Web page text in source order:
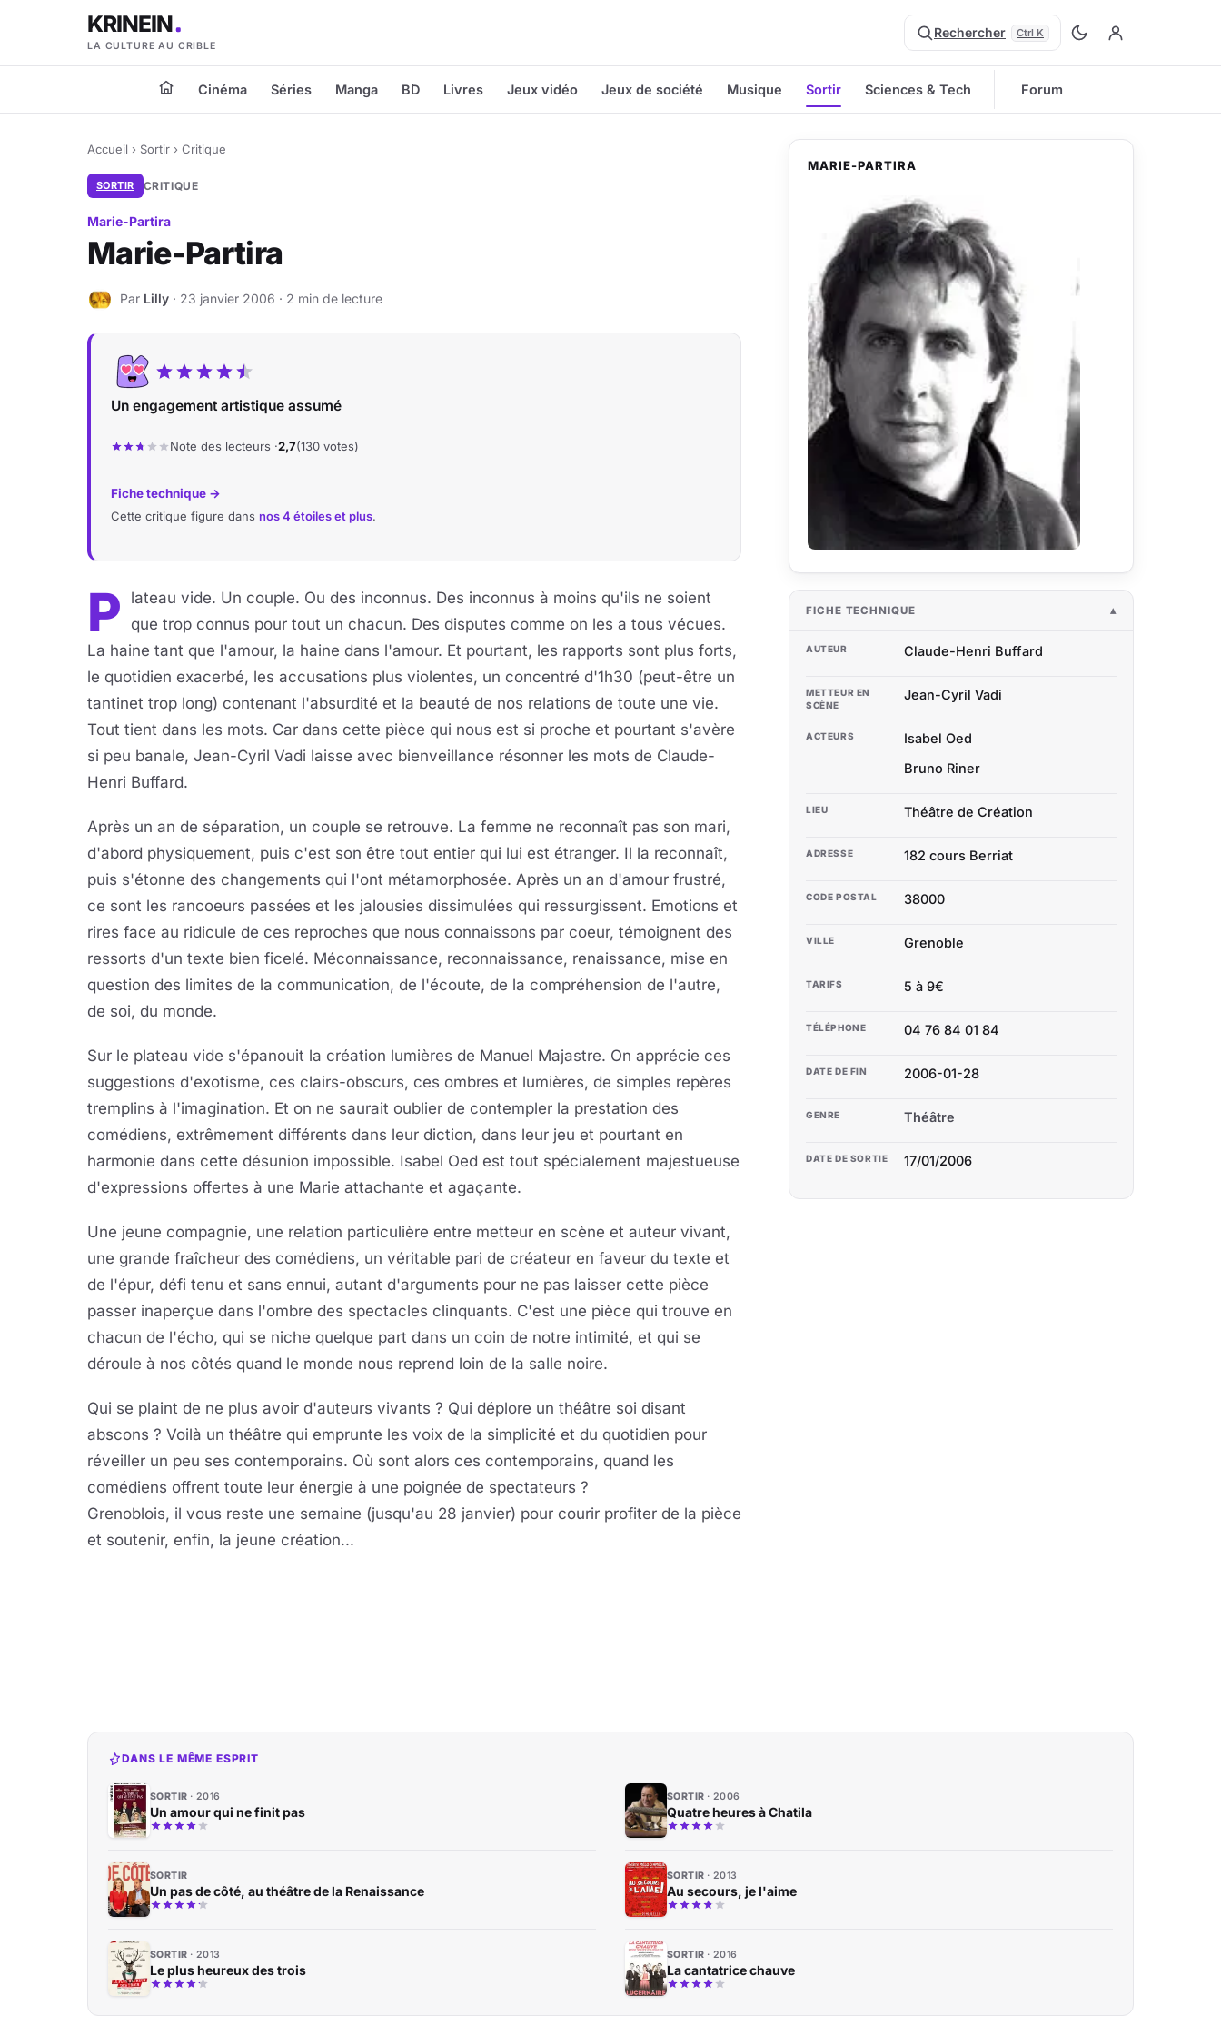
KRINEIN
LA CULTURE AU CRIBLE
Rechercher Ctrl K
Cinéma Séries Manga BD Livres Jeux vidéo Jeux de société Musique Sortir Sciences & Tech Forum
Accueil › Sortir › Critique
SORTIR CRITIQUE
Marie-Partira
Marie-Partira
L Par Lilly · 23 janvier 2006 · 2 min de lecture
Un engagement artistique assumé
Note des lecteurs ·2,7(130 votes)
Fiche technique →
Cette critique figure dans nos 4 étoiles et plus.
P
lateau vide. Un couple. Ou des inconnus. Des inconnus à moins qu'ils ne soient
que trop connus pour tout un chacun. Des disputes comme on les a tous vécues.
La haine tant que l'amour, la haine dans l'amour. Et pourtant, les rapports sont plus forts,
le quotidien exacerbé, les accusations plus violentes, un concentré d'1h30 (peut-être un
tantinet trop long) contenant l'absurdité et la beauté de nos relations de toute une vie.
Tout tient dans les mots. Car dans cette pièce qui nous est si proche et pourtant s'avère
si peu banale, Jean-Cyril Vadi laisse avec bienveillance résonner les mots de Claude-
Henri Buffard.
Après un an de séparation, un couple se retrouve. La femme ne reconnaît pas son mari,
d'abord physiquement, puis c'est son être tout entier qui lui est étranger. Il la reconnaît,
puis s'étonne des changements qui l'ont métamorphosée. Après un an d'amour frustré,
ce sont les rancoeurs passées et les jalousies dissimulées qui ressurgissent. Emotions et
rires face au ridicule de ces reproches que nous connaissons par coeur, témoignent des
ressorts d'un texte bien ficelé. Méconnaissance, reconnaissance, renaissance, mise en
question des limites de la communication, de l'écoute, de la compréhension de l'autre,
de soi, du monde.
Sur le plateau vide s'épanouit la création lumières de Manuel Majastre. On apprécie ces
suggestions d'exotisme, ces clairs-obscurs, ces ombres et lumières, de simples repères
tremplins à l'imagination. Et on ne saurait oublier de contempler la prestation des
comédiens, extrêmement différents dans leur diction, dans leur jeu et pourtant en
harmonie dans cette désunion impossible. Isabel Oed est tout spécialement majestueuse
d'expressions offertes à une Marie attachante et agaçante.
Une jeune compagnie, une relation particulière entre metteur en scène et auteur vivant,
une grande fraîcheur des comédiens, un véritable pari de créateur en faveur du texte et
de l'épur, défi tenu et sans ennui, autant d'arguments pour ne pas laisser cette pièce
passer inaperçue dans l'ombre des spectacles clinquants. C'est une pièce qui trouve en
chacun de l'écho, qui se niche quelque part dans un coin de notre intimité, et qui se
déroule à nos côtés quand le monde nous reprend loin de la salle noire.
Qui se plaint de ne plus avoir d'auteurs vivants ? Qui déplore un théâtre soi disant
abscons ? Voilà un théâtre qui emprunte les voix de la simplicité et du quotidien pour
réveiller un peu ses contemporains. Où sont alors ces contemporains, quand les
comédiens offrent toute leur énergie à une poignée de spectateurs ?
Grenoblois, il vous reste une semaine (jusqu'au 28 janvier) pour courir profiter de la pièce
et soutenir, enfin, la jeune création...
MARIE-PARTIRA
FICHE TECHNIQUE
AUTEUR Claude-Henri Buffard
METTEUR EN
SCÈNE
Jean-Cyril Vadi
ACTEURS
Isabel Oed
Bruno Riner
LIEU Théâtre de Création
ADRESSE 182 cours Berriat
CODE POSTAL 38000
VILLE Grenoble
TARIFS 5 à 9€
TÉLÉPHONE 04 76 84 01 84
DATE DE FIN 2006-01-28
GENRE Théâtre
DATE DE SORTIE 17/01/2006
DANS LE MÊME ESPRIT
SORTIR 2016
Un amour qui ne finit pas
SORTIR 2006
Quatre heures à Chatila
SORTIR
Un pas de côté, au théâtre de la Renaissance
SORTIR 2013
Au secours, je l'aime
SORTIR 2013
Le plus heureux des trois
SORTIR 2016
La cantatrice chauve